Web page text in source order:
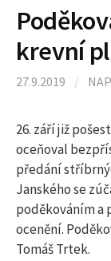
krevní
27.9.2019 /
26. září již
oceňoval
předání
Janského se
poděkováním a
ocenění.
Tomáš Trtek.